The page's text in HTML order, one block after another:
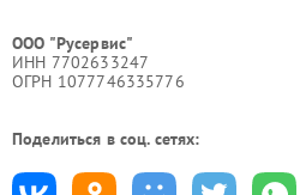
ООО "Русервис"
ИНН 7702633247
ОГРН 1077746335776
Поделиться в соц. сетях: